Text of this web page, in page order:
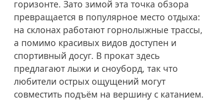
горизонте. Зато зимой эта точка обзора
превращается в популярное место отдыха:
на склонах работают горнолыжные трассы,
а помимо красивых видов доступен и
спортивный досуг. В прокат здесь
предлагают лыжи и сноуборд, так что
любители острых ощущений могут
совместить подъём на вершину с катанием.